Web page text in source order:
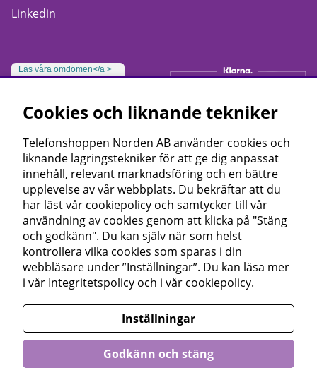
Linkedin
Läs våra omdömen</a >
Cookies och liknande tekniker
Telefonshoppen Norden AB använder cookies och
liknande lagringstekniker för att ge dig anpassat
innehåll, relevant marknadsföring och en bättre
upplevelse av vår webbplats. Du bekräftar att du
har läst vår cookiepolicy och samtycker till vår
användning av cookies genom att klicka på "Stäng
och godkänn". Du kan själv när som helst
kontrollera vilka cookies som sparas i din
webbläsare under ”Inställningar”. Du kan läsa mer
i vår Integritetspolicy och i vår cookiepolicy.
Inställningar
Godkänn och stäng